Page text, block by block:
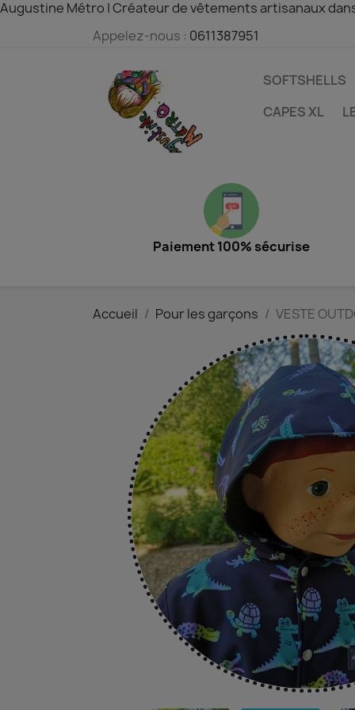
Augustine Métro | Créateur de vêtements artisanaux
Appelez-nous : 0611387951
SOFTSHELLS
CAPES XL
Paiement 100% sécurise
Accueil Pour les garçons VESTE